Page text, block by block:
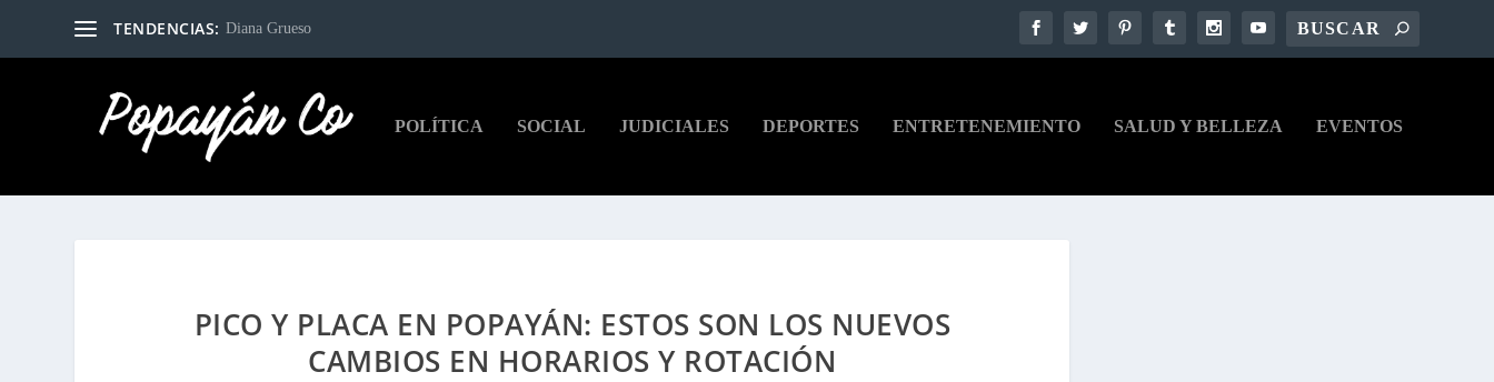
TENDENCIAS: Diana Grueso
POLÍTICA SOCIAL JUDICIALES DEPORTES ENTRETENEMIENTO SALUD Y BELLEZA EVENTOS
PICO Y PLACA EN POPAYÁN: ESTOS SON LOS NUEVOS
CAMBIOS EN HORARIOS Y ROTACIÓN